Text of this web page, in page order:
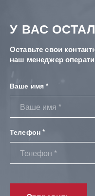
У ВАС
Оставьте свои
наш менеджер
Ваше имя *
Телефон *